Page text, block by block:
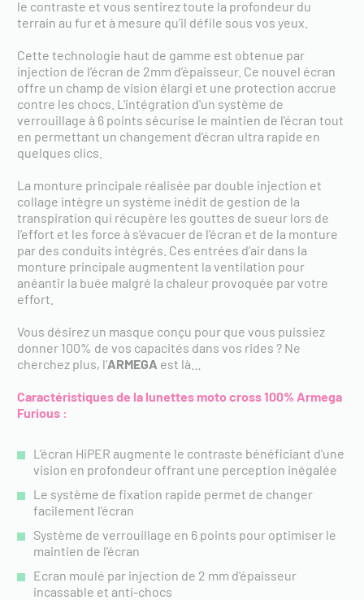
le contraste et vous sentirez toute la profondeur du
terrain au fur et à mesure qu’il défile sous vos yeux.
Cette technologie haut de gamme est obtenue par
injection de l’écran de 2mm d’épaisseur. Ce nouvel écran
offre un champ de vision élargi et une protection accrue
contre les chocs. L'intégration d'un système de
verrouillage à 6 points sécurise le maintien de l'écran tout
en permettant un changement d’écran ultra rapide en
quelques clics.
La monture principale réalisée par double injection et
collage intègre un système inédit de gestion de la
transpiration qui récupère les gouttes de sueur lors de
l’effort et les force à s’évacuer de l’écran et de la monture
par des conduits intégrés. Ces entrées d’air dans la
monture principale augmentent la ventilation pour
anéantir la buée malgré la chaleur provoquée par votre
effort.
Vous désirez un masque conçu pour que vous puissiez
donner 100% de vos capacités dans vos rides ? Ne
cherchez plus, l’ARMEGA est là…
Caractéristiques de la lunettes moto cross 100% Armega
Furious :
​L'écran HiPER augmente le contraste bénéficiant d'une
vision en profondeur offrant une perception inégalée
Le système de fixation rapide permet de changer
facilement l'écran
Système de verrouillage en 6 points pour optimiser le
maintien de l'écran
Ecran moulé par injection de 2 mm d'épaisseur
incassable et anti-chocs